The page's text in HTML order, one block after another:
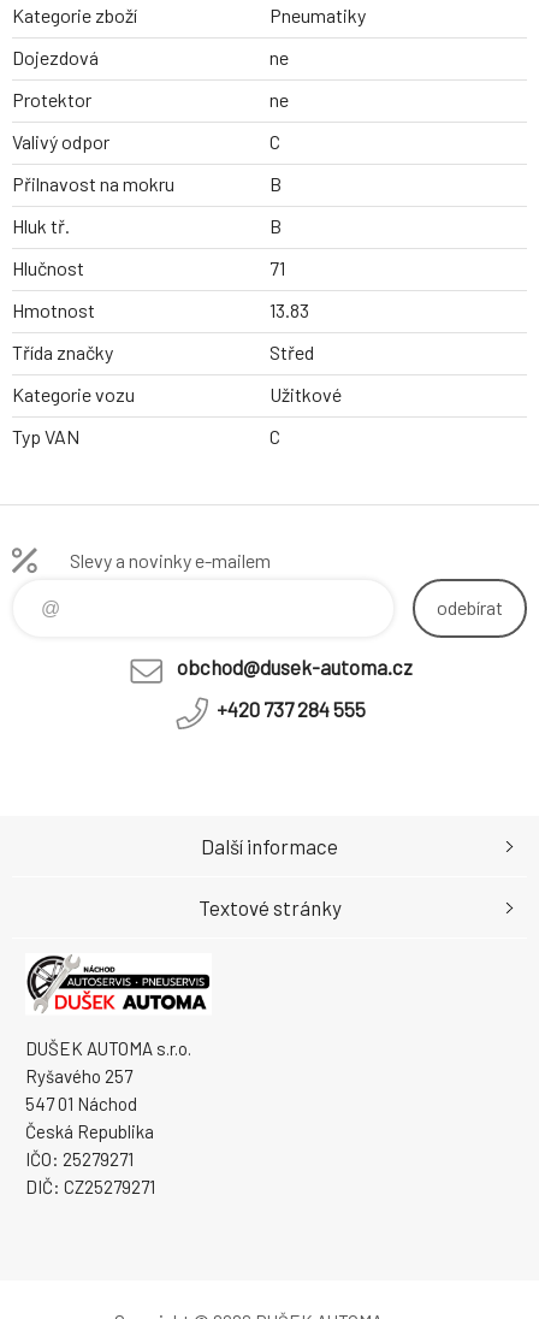
Kategorie zboží
Pneumatiky
Dojezdová
ne
Protektor
ne
Valivý odpor
C
Přilnavost na mokru
B
Hluk tř.
B
Hlučnost
71
Hmotnost
13.83
Třída značky
Střed
Kategorie vozu
Užitkové
Typ VAN
C
Slevy a novinky e-mailem
odebírat
obchod@dusek-automa.cz
+420 737 284 555
DUŠEK AUTOMA s.r.o.
Ryšavého 257
547 01 Náchod
Česká Republika
IČO: 25279271
DIČ: CZ25279271
Další informace
Textové stránky